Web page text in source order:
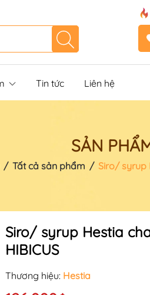
Tin tức Liên hệ
SẢN
/ Tất cả sản phẩm / Siro/ syrup
Siro/ syrup Hestia
HIBICUS
Thương hiệu: Hestia